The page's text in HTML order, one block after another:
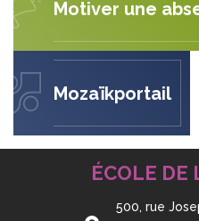
Motiver une
Mozaïkportail
ÉCOLE DE
500, rue